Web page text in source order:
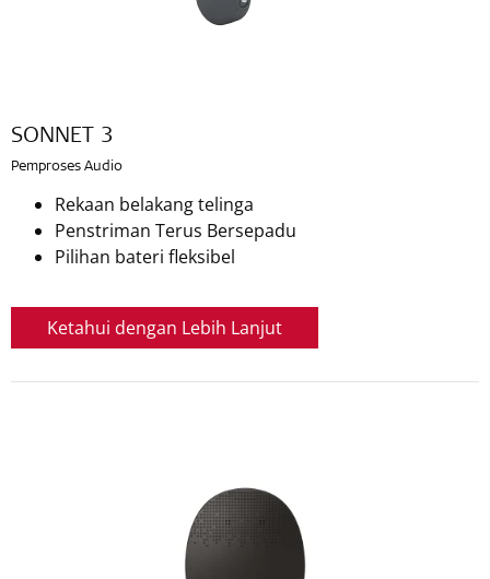
SONNET 3
Pemproses Audio
Rekaan belakang telinga
Penstriman Terus Bersepadu
Pilihan bateri fleksibel
Ketahui dengan Lebih Lanjut